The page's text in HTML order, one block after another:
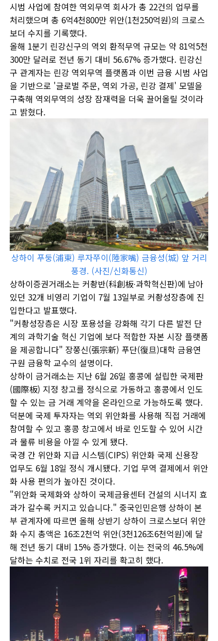
시범 사업에 참여한 역외무역 회사가 총 22건의 업무를
처리했으며 총 6억4천800만 위안(1천250억원)의 크로스
보더 수지를 기록했다.
올해 1분기 린강신구의 역외 환적무역 규모는 약 81억5천
300만 달러로 전년 동기 대비 56.67% 증가했다. 린강신
구 관계자는 린강 역외무역 플랫폼과 이번 금융 시범 사업
을 기반으로 '글로벌 주문, 역외 가공, 린강 결제' 모델을
구축해 역외무역의 성장 잠재력을 더욱 끌어올릴 것이라
고 밝혔다.
상하이 푸둥(浦東) 루자쭈이(陸家嘴) 금융성(城) 앞 거리
풍경. (사진/신화통신)
상하이증권거래소는 커촹반(科創板∙과학혁신판)에 남아
있던 32개 비영리 기업이 7월 13일부로 커촹성장층에 진
입한다고 발표했다.
"커촹성장층은 시장 포용성을 강화해 각기 다른 발전 단
계의 과학기술 혁신 기업에 보다 적합한 자본 시장 플랫폼
을 제공합니다" 장쭝신(張宗新) 푸단(復旦)대학 금융연
구원 금융학 교수의 설명이다.
상하이 금거래소는 지난 6월 26일 홍콩에 설립한 국제판
(國際板) 지정 창고를 정식으로 가동하고 홍콩에서 인도
할 수 있는 금 거래 계약을 온라인으로 가능하도록 했다.
덕분에 국제 투자자는 역외 위안화를 사용해 직접 거래에
참여할 수 있고 홍콩 창고에서 바로 인도할 수 있어 시간
과 물류 비용을 아낄 수 있게 됐다.
국경 간 위안화 지급 시스템(CIPS) 위안화 국제 신용장
업무도 6월 18일 정식 개시됐다. 기업 무역 결제에서 위안
화 사용 편의가 높아진 것이다.
"위안화 국제화와 상하이 국제금융센터 건설의 시너지 효
과가 갈수록 커지고 있습니다." 중국인민은행 상하이 본
부 관계자에 따르면 올해 상반기 상하이 크로스보더 위안
화 수지 총액은 16조2천억 위안(3천126조6천억원)에 달
해 전년 동기 대비 15% 증가했다. 이는 전국의 46.5%에
달하는 수치로 전국 1위 자리를 확고히 했다.